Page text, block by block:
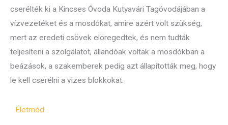
cserélték ki a Kincses Óvoda Kutyavári Tagóvodájában a
vízvezetéket és a mosdókat, amire azért volt szükség,
mert az eredeti csövek elöregedtek, és nem tudták
teljesíteni a szolgálatot, állandóak voltak a mosdókban a
beázások, a szakemberek pedig azt állapították meg, hogy
le kell cserélni a vizes blokkokat.
Életmód